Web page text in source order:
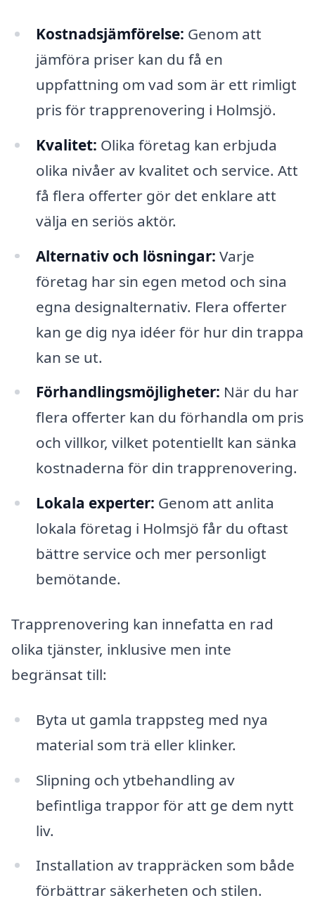
Kostnadsjämförelse: Genom att
jämföra priser kan du få en
uppfattning om vad som är ett rimligt
pris för trapprenovering i Holmsjö.
Kvalitet: Olika företag kan erbjuda
olika nivåer av kvalitet och service. Att
få flera offerter gör det enklare att
välja en seriös aktör.
Alternativ och lösningar: Varje
företag har sin egen metod och sina
egna designalternativ. Flera offerter
kan ge dig nya idéer för hur din trappa
kan se ut.
Förhandlingsmöjligheter: När du har
flera offerter kan du förhandla om pris
och villkor, vilket potentiellt kan sänka
kostnaderna för din trapprenovering.
Lokala experter: Genom att anlita
lokala företag i Holmsjö får du oftast
bättre service och mer personligt
bemötande.
Trapprenovering kan innefatta en rad
olika tjänster, inklusive men inte
begränsat till:
Byta ut gamla trappsteg med nya
material som trä eller klinker.
Slipning och ytbehandling av
befintliga trappor för att ge dem nytt
liv.
Installation av trappräcken som både
förbättrar säkerheten och stilen.